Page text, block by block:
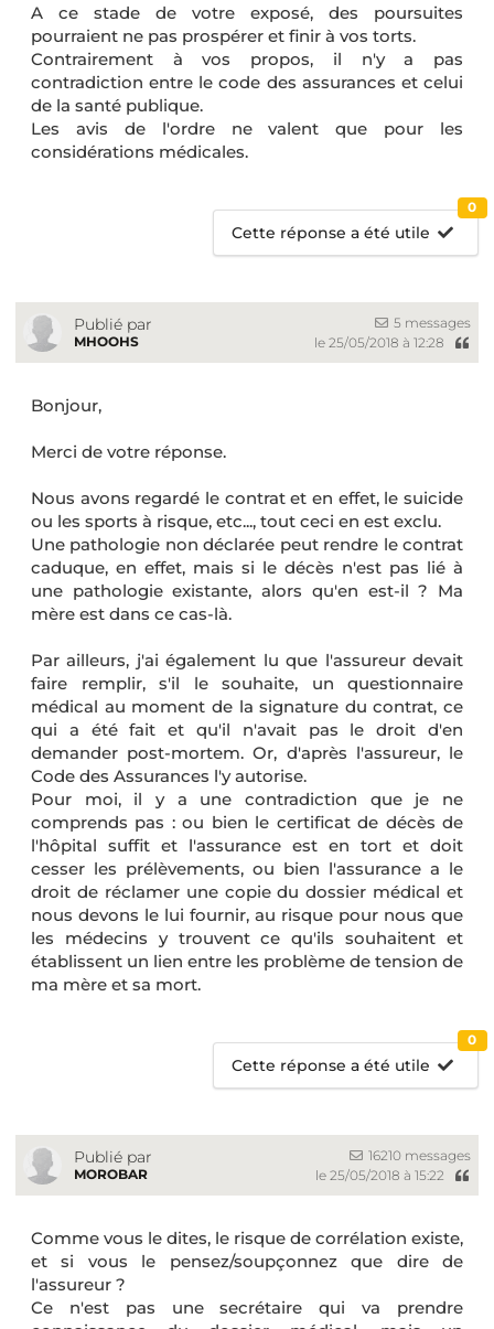
A ce stade de votre exposé, des poursuites
pourraient ne pas prospérer et finir à vos torts.
Contrairement à vos propos, il n'y a pas
contradiction entre le code des assurances et celui
de la santé publique.
Les avis de l'ordre ne valent que pour les
considérations médicales.
Cette réponse a été utile
0
Publié par
MHOOHS
5 messages
le 25/05/2018 à 12:28
Bonjour,
Merci de votre réponse.
Nous avons regardé le contrat et en effet, le suicide
ou les sports à risque, etc..., tout ceci en est exclu.
Une pathologie non déclarée peut rendre le contrat
caduque, en effet, mais si le décès n'est pas lié à
une pathologie existante, alors qu'en est-il ? Ma
mère est dans ce cas-là.
Par ailleurs, j'ai également lu que l'assureur devait
faire remplir, s'il le souhaite, un questionnaire
médical au moment de la signature du contrat, ce
qui a été fait et qu'il n'avait pas le droit d'en
demander post-mortem. Or, d'après l'assureur, le
Code des Assurances l'y autorise.
Pour moi, il y a une contradiction que je ne
comprends pas : ou bien le certificat de décès de
l'hôpital suffit et l'assurance est en tort et doit
cesser les prélèvements, ou bien l'assurance a le
droit de réclamer une copie du dossier médical et
nous devons le lui fournir, au risque pour nous que
les médecins y trouvent ce qu'ils souhaitent et
établissent un lien entre les problème de tension de
ma mère et sa mort.
Cette réponse a été utile
0
Publié par
MOROBAR
16210 messages
le 25/05/2018 à 15:22
Comme vous le dites, le risque de corrélation existe,
et si vous le pensez/soupçonnez que dire de
l'assureur ?
Ce n'est pas une secrétaire qui va prendre